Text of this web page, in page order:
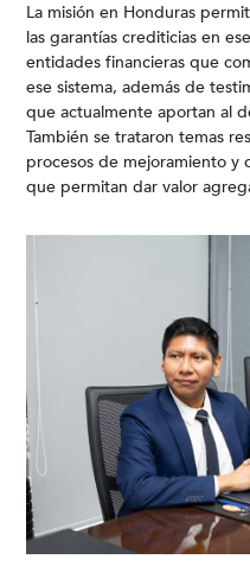
La misión en Honduras
las garantías crediticias en
entidades financieras que
ese sistema, además de
que actualmente aportan al
También se trataron temas
procesos de mejoramiento y
que permitan dar valor